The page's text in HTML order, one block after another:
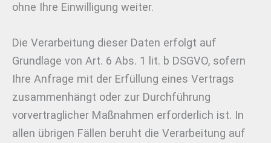
ohne Ihre Einwilligung weiter.
Die Verarbeitung dieser Daten erfolgt auf
Grundlage von Art. 6 Abs. 1 lit. b DSGVO, sofern
Ihre Anfrage mit der Erfüllung eines Vertrags
zusammenhängt oder zur Durchführung
vorvertraglicher Maßnahmen erforderlich ist. In
allen übrigen Fällen beruht die Verarbeitung auf